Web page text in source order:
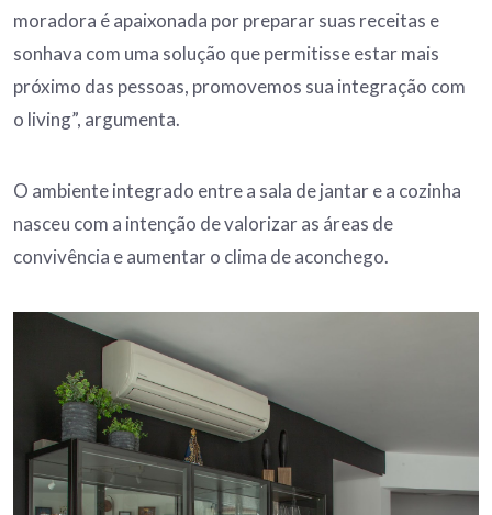
moradora é apaixonada por preparar suas receitas e
sonhava com uma solução que permitisse estar mais
próximo das pessoas, promovemos sua integração com
o living”, argumenta.
O ambiente integrado entre a sala de jantar e a cozinha
nasceu com a intenção de valorizar as áreas de
convivência e aumentar o clima de aconchego.